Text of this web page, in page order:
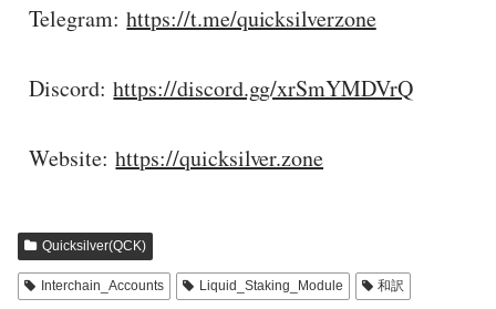
Telegram:https://t.me/quicksilverzone
Discord:https://discord.gg/xrSmYMDVrQ
Website:https://quicksilver.zone
Quicksilver(QCK)
Interchain_Accounts Liquid_Staking_Module 和訳